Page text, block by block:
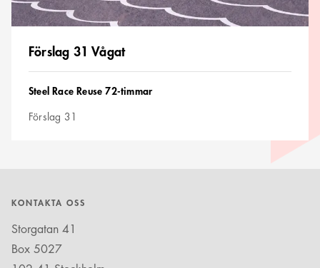
Förslag 31 Vågat
Tävling
Steel Race Reuse 72-timmar
Förslag 31
KONTAKTA OSS
Storgatan 41
Box 5027